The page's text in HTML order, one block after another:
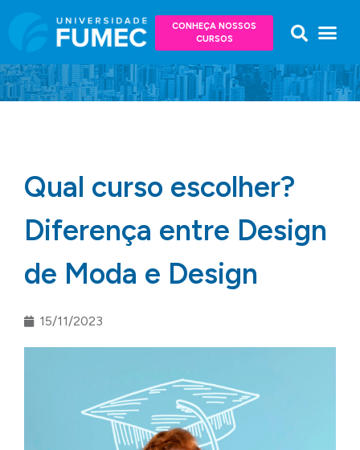
CONHEÇA NOSSOS
CURSOS
Qual curso escolher?
Diferença entre Design
de Moda e Design
15/11/2023